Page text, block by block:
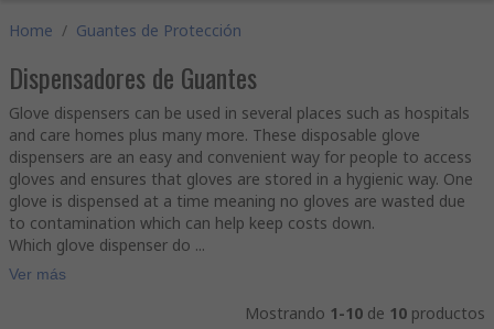
Home / Guantes de Protección
Dispensadores de Guantes
Glove dispensers can be used in several places such as hospitals
and care homes plus many more. These disposable glove
dispensers are an easy and convenient way for people to access
gloves and ensures that gloves are stored in a hygienic way. One
glove is dispensed at a time meaning no gloves are wasted due
to contamination which can help keep costs down.
Which glove dispenser do ...
Ver más
Mostrando 1-10 de 10 productos